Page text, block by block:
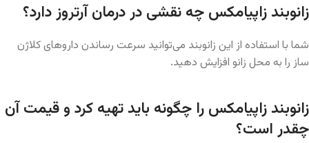
زانوبند زاپیامکس چه نقشی در درمان آرتروز دارد؟
شما با استفاده از این زانوبند می‌توانید سرعت رساندن داروهای کلاژن
ساز را به محل زانو افزایش دهید.
زانوبند زاپیامکس را چگونه باید تهیه کرد و قیمت آن
چقدر است؟